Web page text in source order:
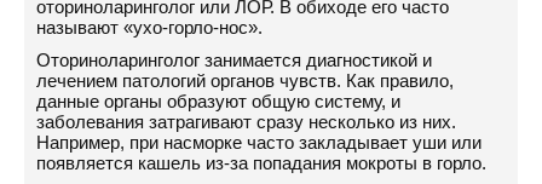
оториноларинголог или ЛОР. В обиходе его часто
называют «ухо-горло-нос».
Оториноларинголог занимается диагностикой и
лечением патологий органов чувств. Как правило,
данные органы образуют общую систему, и
заболевания затрагивают сразу несколько из них.
Например, при насморке часто закладывает уши или
появляется кашель из-за попадания мокроты в горло.